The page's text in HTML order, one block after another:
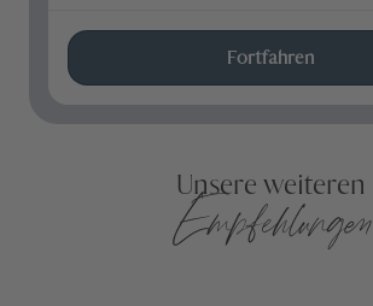
Fortfahren
Unsere weiteren
Empfehlungen